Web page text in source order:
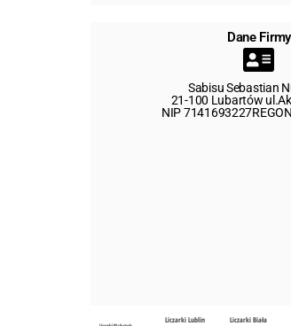
Dane Firmy
Sabisu Sebastian
21-100 Lubartów
NIP
Liczarki Lublin
Liczarki Biała